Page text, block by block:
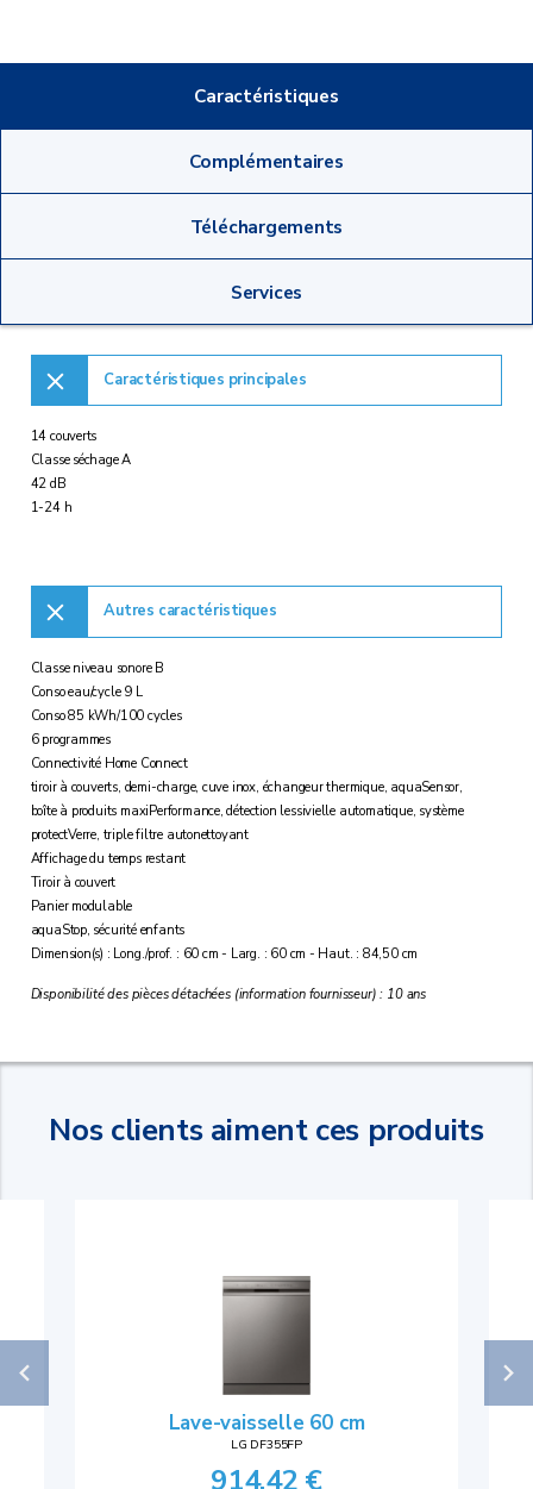
Caractéristiques
Complémentaires
Téléchargements
Services
Caractéristiques principales
14 couverts
Classe séchage A
42 dB
1-24 h
Autres caractéristiques
Classe niveau sonore B
Conso eau/cycle 9 L
Conso 85 kWh/100 cycles
6 programmes
Connectivité Home Connect
tiroir à couverts, demi-charge, cuve inox, échangeur thermique, aquaSensor,
boîte à produits maxiPerformance, détection lessivielle automatique, système
protectVerre, triple filtre autonettoyant
Affichage du temps restant
Tiroir à couvert
Panier modulable
aquaStop, sécurité enfants
Dimension(s) : Long./prof. : 60 cm - Larg. : 60 cm - Haut. : 84,50 cm
Disponibilité des pièces détachées (information fournisseur) : 10 ans
Nos clients aiment ces produits
Lave-vaisselle 60 cm
LG DF355FP
914,42 €